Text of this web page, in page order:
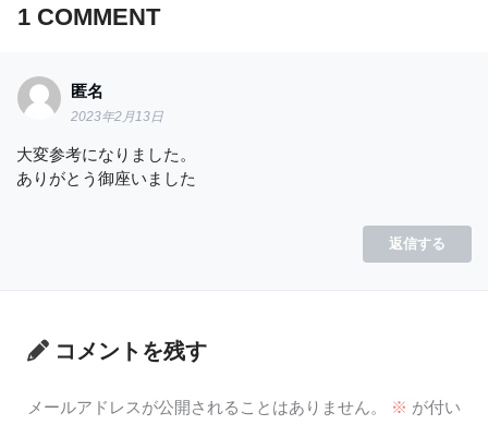
1 COMMENT
匿名
2023年2月13日
大変参考になりました。
ありがとう御座いました
返信する
コメントを残す
メールアドレスが公開されることはありません。 ※ が付い